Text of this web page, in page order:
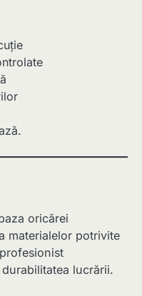
oricărei
materialelor potrivite
lucrării.